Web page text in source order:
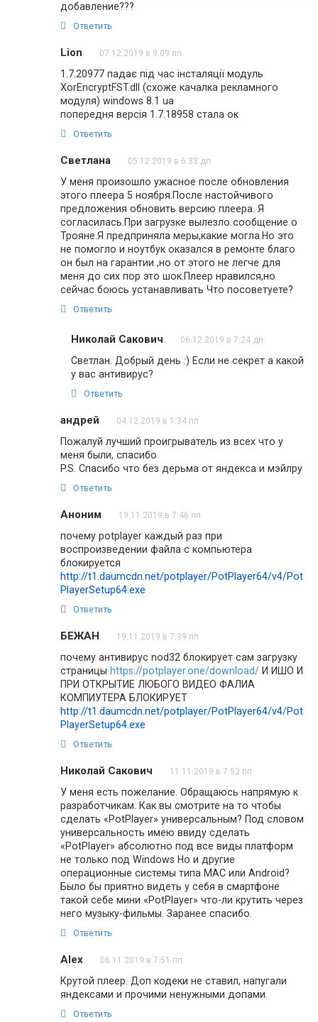
добавление???
Ответить
Lion 07.12.2019 в 9:09 пп
1.7.20977 падає під час інсталяції модуль
XorEncryptFST.dll (схоже качалка рекламного
модуля) windows 8.1 ua
попередня версія 1.7.18958 стала ок
Ответить
Светлана 05.12.2019 в 6:33 дп
У меня произошло ужасное после обновления
этого плеера 5 ноября.После настойчивого
предложения обновить версию плеера. Я
согласилась.При загрузке вылезло сообщение о
Трояне.Я предприняла меры,какие могла.Но это
не помогло и ноутбук оказался в ремонте благо
он был на гарантии ,но от этого не легче для
меня до сих пор это шок.Плеер нравился,но
сейчас боюсь устанавливать Что посоветуете?
Ответить
Николай Сакович 06.12.2019 в 7:24 дп
Светлан. Добрый день :) Если не секрет а какой
у вас антивирус?
Ответить
андрей 04.12.2019 в 1:34 пп
Пожалуй лучший проигрыватель из всех что у
меня были, спасибо
P.S. Спасибо что без дерьма от яндекса и мэйлру
Ответить
Аноним 19.11.2019 в 7:46 пп
почему potplayer каждый раз при
воспроизведении файла с компьютера
блокируется
http://t1.daumcdn.net/potplayer/PotPlayer64/v4/Pot
PlayerSetup64.exe
Ответить
БЕЖАН 19.11.2019 в 7:39 пп
почему антивирус nod32 блокирует сам загрузку
страницы https://potplayer.one/download/ И ИШО И
ПРИ ОТКРЫТИЕ ЛЮБОГО ВИДЕО ФАЛИА
КОМПИУТЕРА БЛОКИРУЕТ
http://t1.daumcdn.net/potplayer/PotPlayer64/v4/Pot
PlayerSetup64.exe
Ответить
Николай Сакович 11.11.2019 в 7:52 пп
У меня есть пожелание. Обращаюсь напрямую к
разработчикам. Как вы смотрите на то чтобы
сделать «PotPlayer» универсальным? Под словом
универсальность имею ввиду сделать
«PotPlayer» абсолютно под все виды платформ
не только под Windows Но и другие
операционные системы типа MAC или Android?
Было бы приятно видеть у себя в смартфоне
такой себе мини «PotPlayer» что-ли крутить через
него музыку-фильмы. Заранее спасибо.
Ответить
Alex 06.11.2019 в 7:51 пп
Крутой плеер. Доп кодеки не ставил, напугали
яндексами и прочими ненужными допами.
Ответить